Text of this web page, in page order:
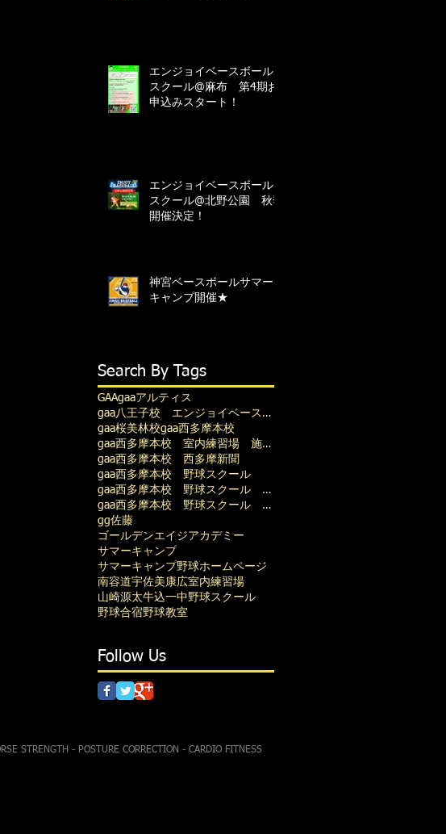
エンジョイベースボール
スクール@麻布 第4期お
申込みスタート！
エンジョイベースボール
スクール@北野公園 秋季
開催決定！
神宮ベースボールサマー
キャンプ開催★
Search By Tags
GAAgaaアルティス
gaa八王子校 エンジョイベースボール
gaa桜美林校gaa西多摩本校
gaa西多摩本校 室内練習場 施設レンタル
gaa西多摩本校 西多摩新聞
gaa西多摩本校 野球スクール
gaa西多摩本校 野球スクール 野球塾
gaa西多摩本校 野球スクール 野球塾 室内練習場
gg佐藤
ゴールデンエイジアカデミー
サマーキャンプ
サマーキャンプ野球ホームページ
南容道宇佐美康広室内練習場
山崎源太牛込一中野球スクール
野球合宿野球教室
Follow Us
STRENGTH - POSTURE CORRECTION - CARDIO FITNESS